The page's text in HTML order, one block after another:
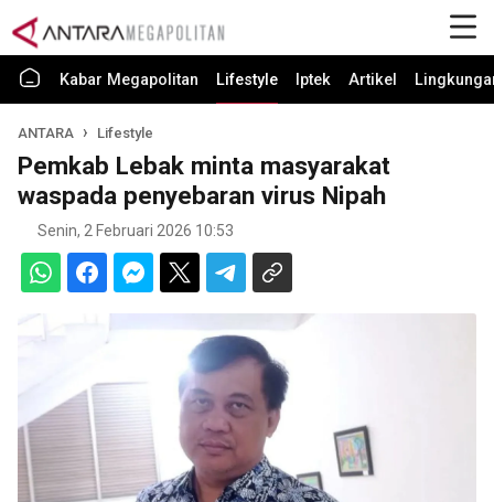
Kabar Megapolitan Lifestyle Iptek Artikel
ANTARA Lifestyle
Pemkab Lebak minta masyarakat
waspada penyebaran virus Nipah
Senin, 2 Februari 2026 10:53